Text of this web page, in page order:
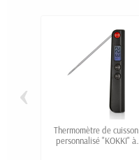
Thermomètre de cuisson
personnalisé "KOKKI" à
‹